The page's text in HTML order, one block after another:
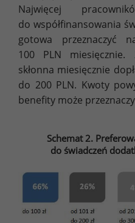
Najwięcej
do współfinansowania
gotowa przeznaczyć
100 PLN
skłonna miesięcznie
do 200 PLN. Kwoty
benefity może
Schemat 2.
do świadczeń